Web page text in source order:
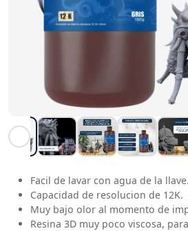
Facil de lavar con agua de la llave.
Capacidad de resolucion de 12K.
Muy bajo olor al momento de
Resina 3D muy poco viscosa,